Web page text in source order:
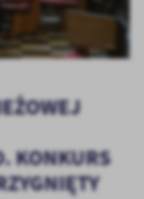
KONKURS